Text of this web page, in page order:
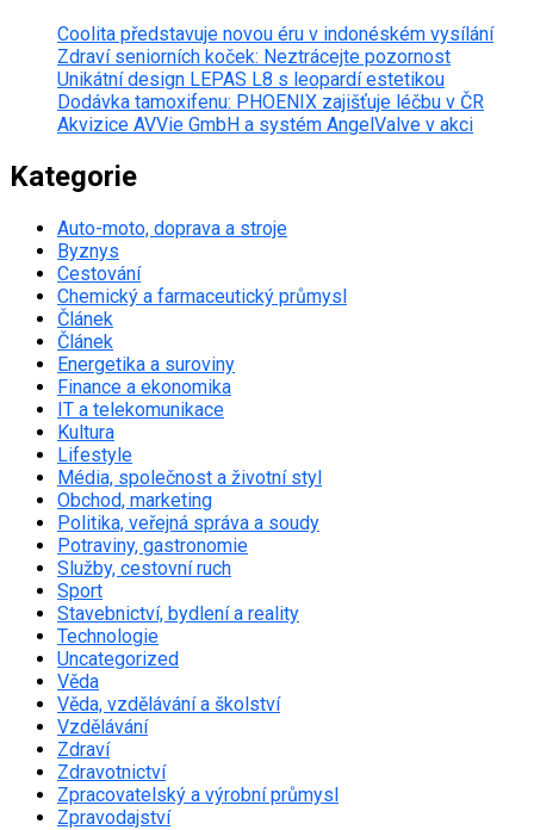
Coolita představuje novou éru v indonéském vysílání
Zdraví seniorních koček: Neztrácejte pozornost
Unikátní design LEPAS L8 s leopardí estetikou
Dodávka tamoxifenu: PHOENIX zajišťuje léčbu v ČR
Akvizice AVVie GmbH a systém AngelValve v akci
Kategorie
Auto-moto, doprava a stroje
Byznys
Cestování
Chemický a farmaceutický průmysl
Článek
Článek
Energetika a suroviny
Finance a ekonomika
IT a telekomunikace
Kultura
Lifestyle
Média, společnost a životní styl
Obchod, marketing
Politika, veřejná správa a soudy
Potraviny, gastronomie
Služby, cestovní ruch
Sport
Stavebnictví, bydlení a reality
Technologie
Uncategorized
Věda
Věda, vzdělávání a školství
Vzdělávání
Zdraví
Zdravotnictví
Zpracovatelský a výrobní průmysl
Zpravodajství